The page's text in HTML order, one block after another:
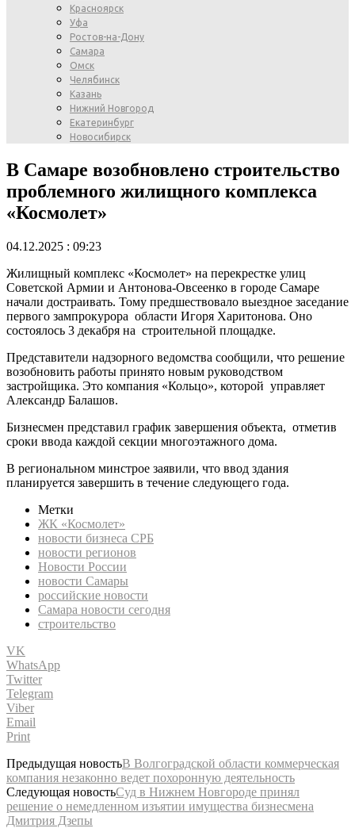
Красноярск
Уфа
Ростов-на-Дону
Самара
Омск
Челябинск
Казань
Нижний Новгород
Екатеринбург
Новосибирск
В Самаре возобновлено строительство
проблемного жилищного комплекса
«Космолет»
04.12.2025 : 09:23
Жилищный комплекс «Космолет» на перекрестке улиц
Советской Армии и Антонова-Овсеенко в городе Самаре
начали достраивать. Тому предшествовало выездное заседание
первого зампрокурора области Игоря Харитонова. Оно
состоялось 3 декабря на строительной площадке.
Представители надзорного ведомства сообщили, что решение
возобновить работы принято новым руководством
застройщика. Это компания «Кольцо», которой управляет
Александр Балашов.
Бизнесмен представил график завершения объекта, отметив
сроки ввода каждой секции многоэтажного дома.
В региональном минстрое заявили, что ввод здания
планируется завершить в течение следующего года.
Метки
ЖК «Космолет»
новости бизнеса СРБ
новости регионов
Новости России
новости Самары
российские новости
Самара новости сегодня
строительство
VK
WhatsApp
Twitter
Telegram
Viber
Email
Print
Предыдущая новостьВ Волгоградской области коммерческая
компания незаконно ведет похоронную деятельность
Следующая новостьСуд в Нижнем Новгороде принял
решение о немедленном изъятии имущества бизнесмена
Дмитрия Дзепы